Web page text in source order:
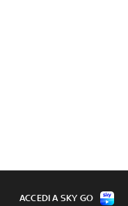
ACCEDI A SKY GO